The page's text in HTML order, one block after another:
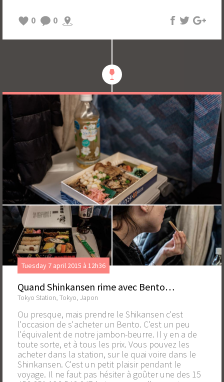
0 0
Tuesday 7 april 2015 à 12h36
Quand Shinkansen rime avec Bento…
Tokyo Station, Tokyo, Japon
Ou presque, mais prendre le Shikansen c'est
l'occasion de s'acheter un Bento. C'est un peu
l'équivalent de notre jambon-beurre. Il y en a de
toute sorte, et à tous les prix. Vous pouvez les
acheter dans la station, sur le quai voire dans le
Shinkansen. C'est un petit plaisir pendant le
voyage. Il ne faut pas hésiter à goûter une des 15